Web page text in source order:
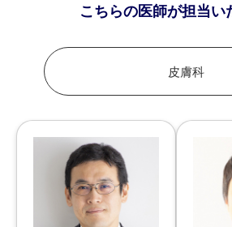
こちらの医師が担当い
皮膚科